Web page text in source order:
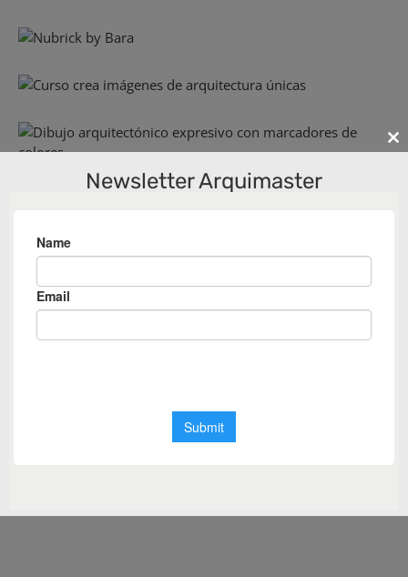
Newsletter Arquimaster